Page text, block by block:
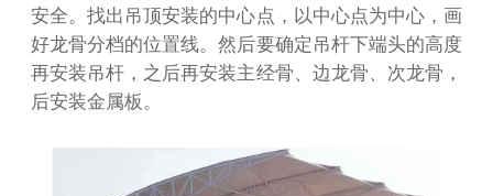
安全。找出吊顶安装的中心点，以中心点为中心，画
好龙骨分档的位置线。然后要确定吊杆下端头的高度
再安装吊杆，之后再安装主经骨、边龙骨、次龙骨，
后安装金属板。